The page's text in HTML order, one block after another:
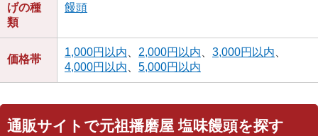
げの種
類
饅頭
価格帯
1,000円以内 2,000円以内 3,000円以内
4,000円以内
5,000円以内
通販サイトで元祖播磨屋 塩味饅頭を探す